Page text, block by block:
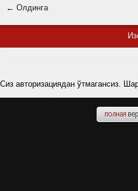
← Олдинга
Сиз авторизациядан ўтмагансиз.